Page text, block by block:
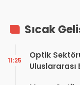
Sıcak
Optik
Uluslararası
11:25